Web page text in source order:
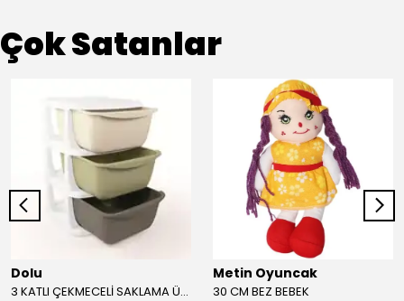
Çok Satanlar
Dolu
3 KATLI ÇEKMECELİ SAKLAMA ÜNİTESİ
Metin Oyuncak
30 CM BEZ BEBEK